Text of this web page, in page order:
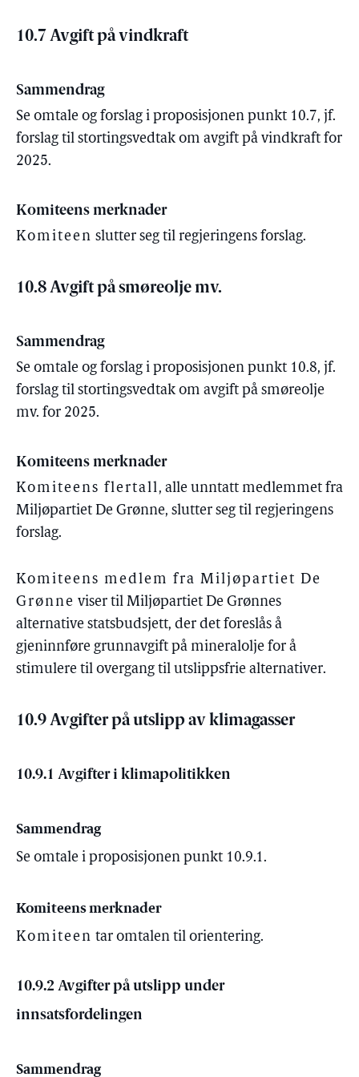
10.7 Avgift på vindkraft
Sammendrag
Se omtale og forslag i proposisjonen punkt 10.7, jf.
forslag til stortingsvedtak om avgift på vindkraft for
2025.
Komiteens merknader
Komiteen slutter seg til regjeringens forslag.
10.8 Avgift på smøreolje mv.
Sammendrag
Se omtale og forslag i proposisjonen punkt 10.8, jf.
forslag til stortingsvedtak om avgift på smøreolje
mv. for 2025.
Komiteens merknader
Komiteens flertall, alle unntatt medlemmet fra
Miljøpartiet De Grønne, slutter seg til regjeringens
forslag.
Komiteens medlem fra Miljøpartiet De
Grønne viser til Miljøpartiet De Grønnes
alternative statsbudsjett, der det foreslås å
gjeninnføre grunnavgift på mineralolje for å
stimulere til overgang til utslippsfrie alternativer.
10.9 Avgifter på utslipp av klimagasser
10.9.1 Avgifter i klimapolitikken
Sammendrag
Se omtale i proposisjonen punkt 10.9.1.
Komiteens merknader
Komiteen tar omtalen til orientering.
10.9.2 Avgifter på utslipp under
innsatsfordelingen
Sammendrag